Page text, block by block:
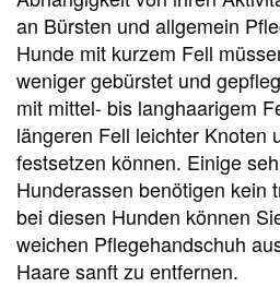
an Bürsten und allgemein
Hunde mit kurzem Fell
weniger gebürstet und
mit mittel- bis langhaarigem
längeren Fell leichter Knoten
festsetzen können. Einige
Hunderassen benötigen kein
bei diesen Hunden können
weichen Pflegehandschuh
Haare sanft zu entfernen.